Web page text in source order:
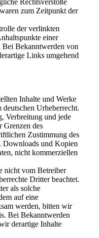
Rechtsverstöße
zum Zeitpunkt der
der verlinkten
einer
Bei Bekanntwerden von
Links umgehend
Inhalte und Werke
deutschen Urheberrecht.
Verbreitung und jede
Grenzen des
Zustimmung des
Downloads und Kopien
nicht kommerziellen
nicht vom Betreiber
Dritter beachtet.
als solche
auf eine
werden, bitten wir
Bei Bekanntwerden
derartige Inhalte